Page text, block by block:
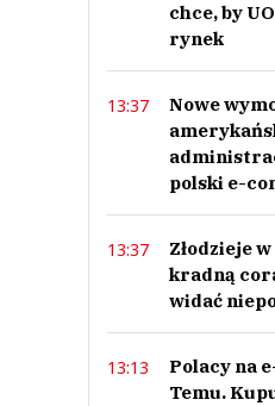
chce, by
rynek
13:37
Nowe
polski e-
13:37
Złodzieje
kradną
widać
13:13
Polacy na
Temu.